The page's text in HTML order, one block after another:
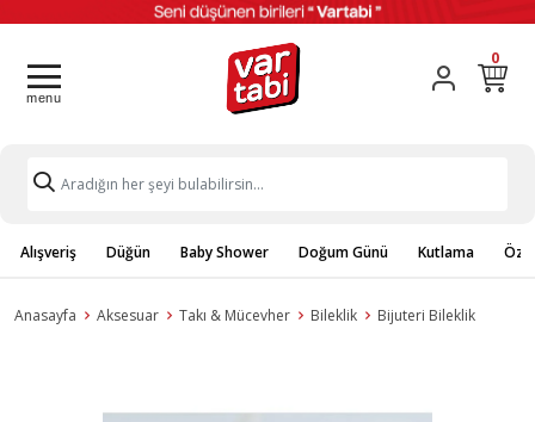
0
Alışveriş Düğün Baby Shower Doğum Günü Kutlama
Anasayfa Aksesuar Takı & Mücevher Bileklik Bijuteri Bileklik